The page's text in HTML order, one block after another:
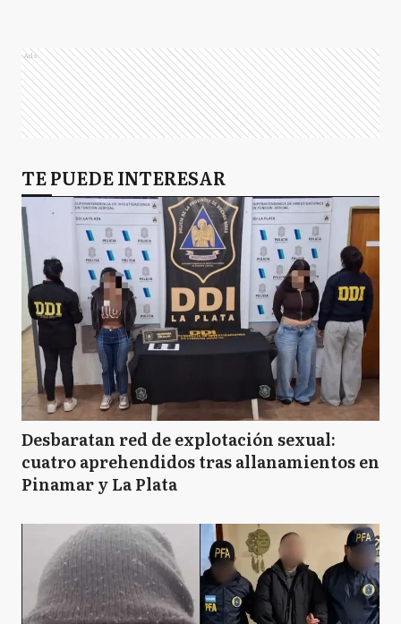
Ads
TE PUEDE INTERESAR
Desbaratan red de explotación sexual:
cuatro aprehendidos tras allanamientos en
Pinamar y La Plata